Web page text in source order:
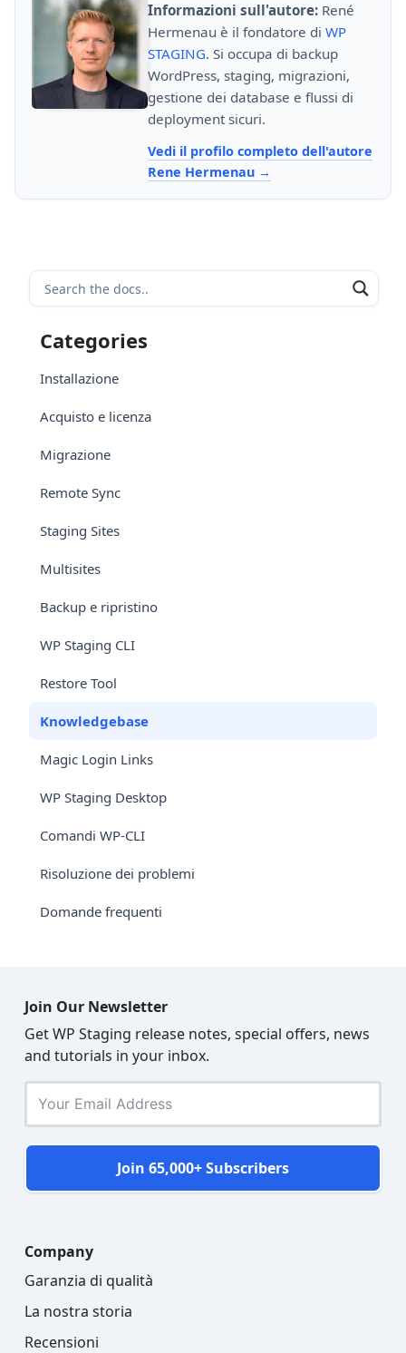
Informazioni sull'autore: René
Hermenau è il fondatore di WP
STAGING. Si occupa di backup
WordPress, staging, migrazioni,
gestione dei database e flussi di
deployment sicuri.
Vedi il profilo completo dell'autore
Rene Hermenau
Categories
Installazione
Acquisto e licenza
Migrazione
Remote Sync
Staging Sites
Multisites
Backup e ripristino
WP Staging CLI
Restore Tool
Knowledgebase
Magic Login Links
WP Staging Desktop
Comandi WP-CLI
Risoluzione dei problemi
Domande frequenti
Join Our Newsletter
Get WP Staging release notes, special offers, news
and tutorials in your inbox.
Join 65,000+ Subscribers
Company
Garanzia di qualità
La nostra storia
Recensioni